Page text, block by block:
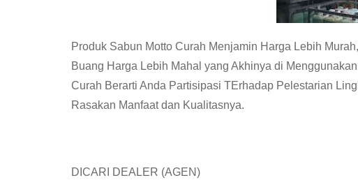
Produk Sabun Motto Curah Menjamin Harga Lebih
Buang Harga Lebih Mahal yang Akhinya di
Curah Berarti Anda Partisipasi TErhadap Pelestarian
Rasakan Manfaat dan Kualitasnya.
DICARI DEALER (AGEN)